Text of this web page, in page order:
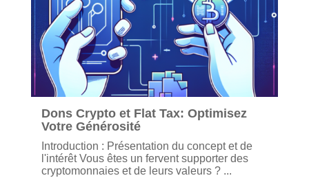
Dons Crypto et Flat Tax: Optimisez
Votre Générosité
Introduction : Présentation du concept et de
l'intérêt Vous êtes un fervent supporter des
cryptomonnaies et de leurs valeurs ? ...